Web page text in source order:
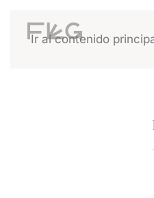
Ir al contenido